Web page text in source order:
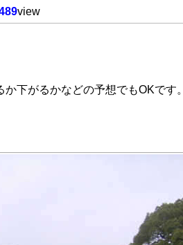
view
下がるかなどの予想でもOKです。